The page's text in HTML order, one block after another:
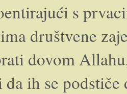
s
društvene
dovom
da ih se